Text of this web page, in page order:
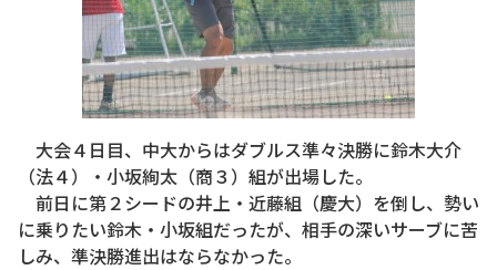
大会４日目、中大からはダブルス準々決勝に鈴木大介
（法４）・小坂絢太（商３）組が出場した。
前日に第２シードの井上・近藤組（慶大）を倒し、勢い
に乗りたい鈴木・小坂組だったが、相手の深いサーブに苦
しみ、準決勝進出はならなかった。